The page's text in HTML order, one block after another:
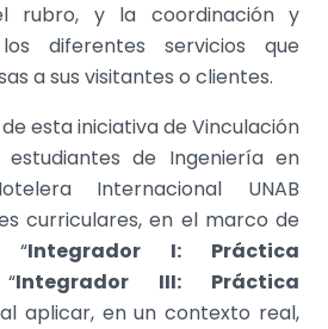
rubro, y la coordinación y
diferentes servicios que
a sus visitantes o clientes.
esta iniciativa de Vinculación
de Ingeniería en
Internacional UNAB
curriculares, en el marco de
“Integrador I: Práctica
Integrador III: Práctica
al aplicar, en un contexto real,